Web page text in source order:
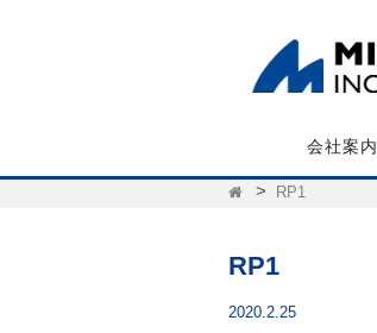
会社案内
RP1
RP1
2020.2.25